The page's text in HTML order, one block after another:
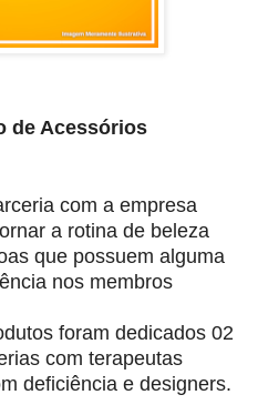
de Acessórios
com a empresa
a rotina de beleza
que possuem alguma
nos membros
foram dedicados 02
com terapeutas
deficiência e designers.